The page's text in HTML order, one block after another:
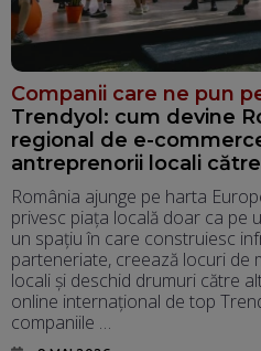
Companii care ne pun
Trendyol: cum devine
regional de e-
antreprenorii locali
România ajunge pe harta
privesc piața locală doar ca pe
un spațiu în care construiesc
parteneriate, creează locuri de
locali și deschid drumuri către
online internațional de top
companiile …